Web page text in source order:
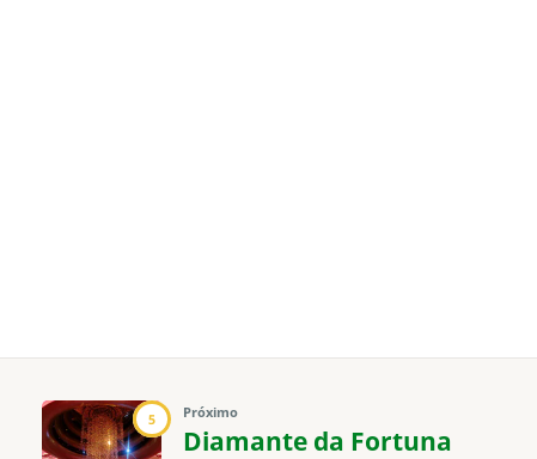
5 Próximo
Diamante da Fortuna